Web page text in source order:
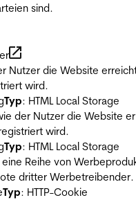
sind.
Nutzer die Website
wird.
Typ: HTML Local Storage
der Nutzer die Website
wird.
Typ: HTML Local Storage
Reihe von
dritter Werbetreibender.
Typ: HTTP-Cookie